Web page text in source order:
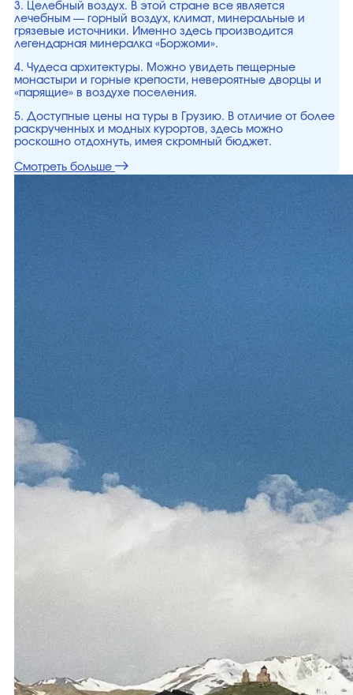
3. Целебный воздух. В этой стране все является
лечебным — горный воздух, климат, минеральные и
грязевые источники. Именно здесь производится
легендарная минералка «Боржоми».
4. Чудеса архитектуры. Можно увидеть пещерные
монастыри и горные крепости, невероятные дворцы и
«парящие» в воздухе поселения.
5. Доступные цены на туры в Грузию. В отличие от более
раскрученных и модных курортов, здесь можно
роскошно отдохнуть, имея скромный бюджет.
Смотреть больше